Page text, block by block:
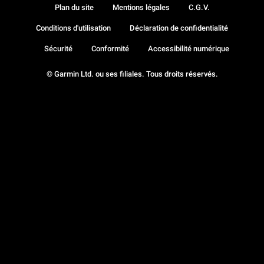
© Garmin Ltd. ou ses filiales. Tous droits réservés.
Plan du site Mentions légales C.G.V.
Conditions d'utilisation Déclaration de confidentialité
Sécurité Conformité Accessibilité numérique